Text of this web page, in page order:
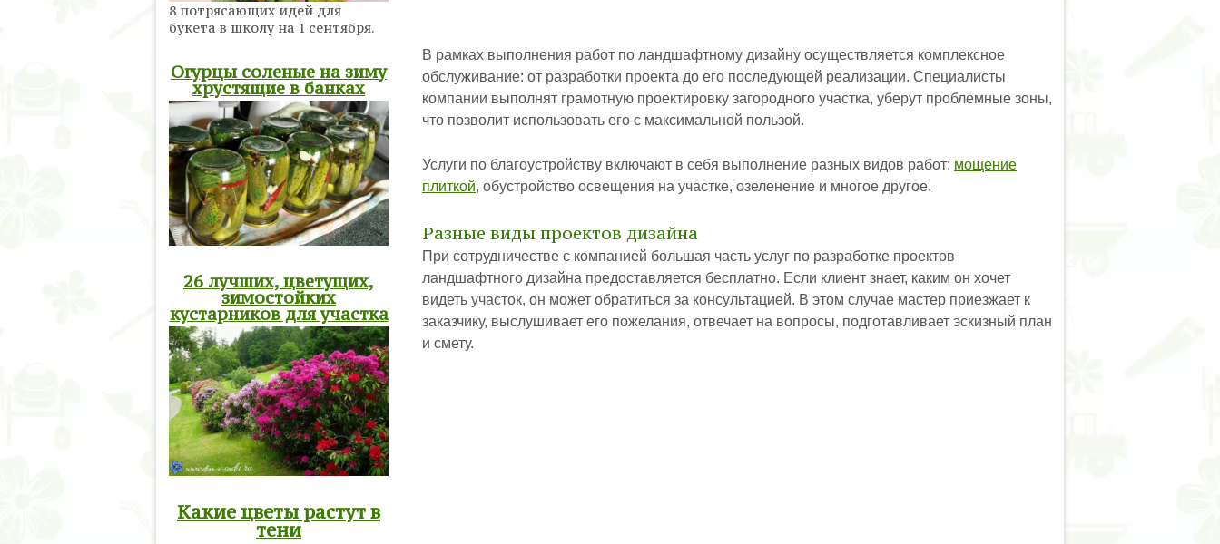
В рамках выполнения работ по ландшафтному дизайну осуществляется комплексное
обслуживание: от разработки проекта до его последующей реализации. Специалисты
компании выполнят грамотную проектировку загородного участка, уберут проблемные зоны,
что позволит использовать его с максимальной пользой.
Услуги по благоустройству включают в себя выполнение разных видов работ: мощение
плиткой, обустройство освещения на участке, озеленение и многое другое.
Разные виды проектов дизайна
При сотрудничестве с компанией большая часть услуг по разработке проектов
ландшафтного дизайна предоставляется бесплатно. Если клиент знает, каким он хочет
видеть участок, он может обратиться за консультацией. В этом случае мастер приезжает к
заказчику, выслушивает его пожелания, отвечает на вопросы, подготавливает эскизный план
и смету.
8 потрясающих идей для
букета в школу на 1 сентября.
Огурцы соленые на зиму
хрустящие в банках
26 лучших, цветущих,
зимостойких
кустарников для участка
Какие цветы растут в
тени